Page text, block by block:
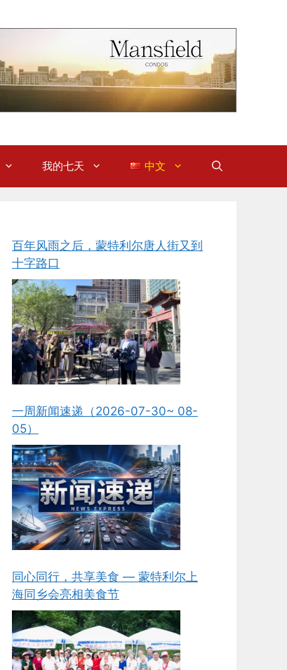
我的七天 中文
百年风雨之后，蒙特利尔唐人街又到
十字路口
一周新闻速递（2026-07-30~ 08-
05）
同心同行，共享美食 — 蒙特利尔上
海同乡会亮相美食节